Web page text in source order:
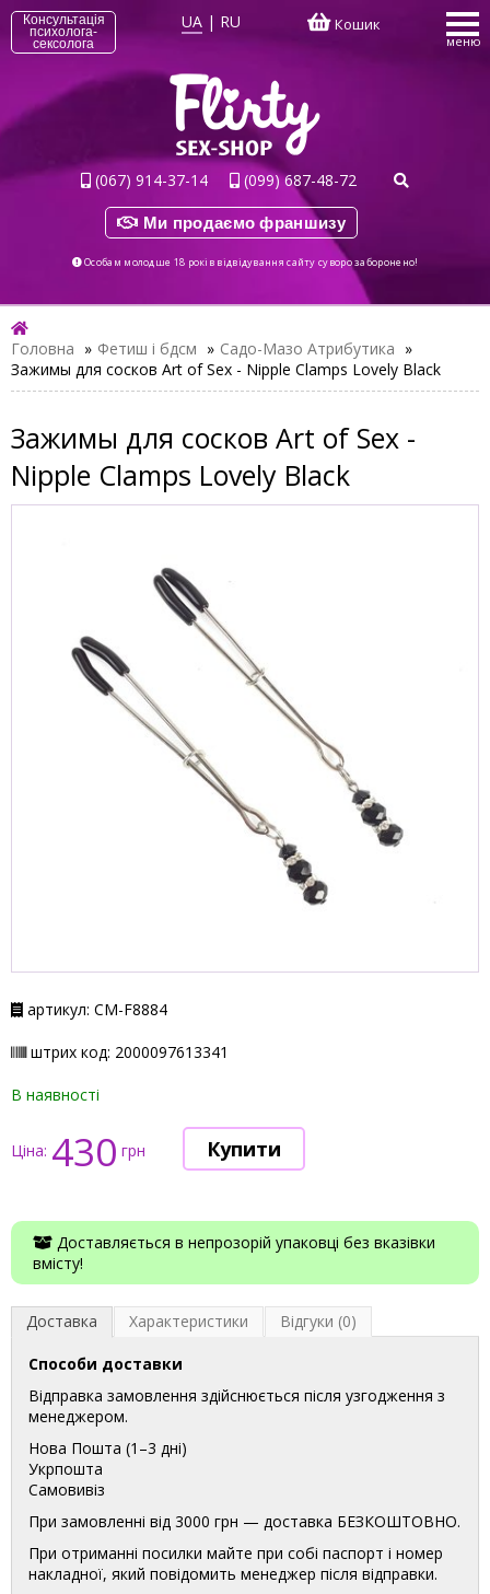
Консультація
психолога-
сексолога
UA | RU Кошик
меню
(067) 914-37-14 (099) 687-48-72
Ми продаємо франшизу
Особам молодше 18 років відвідування сайту суворо заборонено!
Головна » Фетиш і бдсм » Садо-Мазо Атрибутика »
Зажимы для сосков Art of Sex - Nipple Clamps Lovely Black
Зажимы для сосков Art of Sex -
Nipple Clamps Lovely Black
артикул: СМ-F8884
штрих код: 2000097613341
В наявності
Ціна: 430 грн
Доставляється в непрозорій упаковці без вказівки
вмісту!
Доставка Характеристики Відгуки (0)
Способи доставки
Відправка замовлення здійснюється після узгодження з
менеджером.
Нова Пошта (1–3 дні)
Укрпошта
Самовивіз
При замовленні від 3000 грн — доставка БЕЗКОШТОВНО.
При отриманні посилки майте при собі паспорт і номер
накладної, який повідомить менеджер після відправки.